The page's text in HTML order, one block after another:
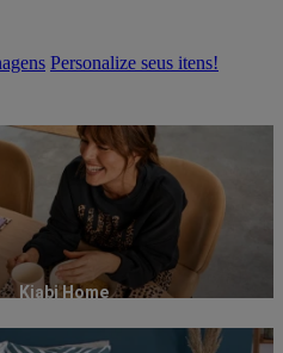
Personalize seus itens!
Kiabi Home